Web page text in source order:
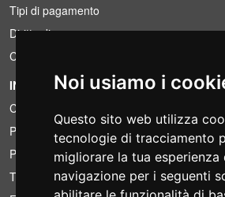
Noi usiamo i
Questo sito web utilizza
tecnologie di tracciamento
migliorare la tua esperienza
navigazione per i seguenti
Tipi di pagamento
Diritto di recesso
Condizioni IVA
INFORMAZIONI
Condizioni di noleggio
Preventivi
Pacchetti risparmio
Trovato a meno?